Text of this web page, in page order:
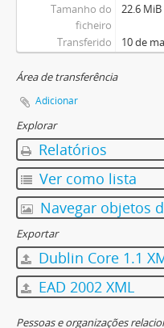
Tamanho do
ficheiro
22.6 MiB
Transferido 10 de
Área de transferência
Adicionar
Explorar
Relatórios
Ver como lista
Navegar objetos
Exportar
Dublin Core 1.1
EAD 2002 XML
Pessoas e organizações